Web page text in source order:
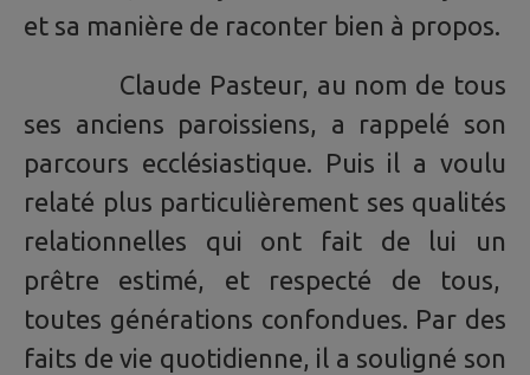
et sa manière de raconter bien à propos.
Claude Pasteur, au nom de tous
ses anciens paroissiens, a rappelé son
parcours ecclésiastique. Puis il a voulu
relaté plus particulièrement ses qualités
relationnelles qui ont fait de lui un
prêtre estimé, et respecté de tous,
toutes générations confondues. Par des
faits de vie quotidienne, il a souligné son